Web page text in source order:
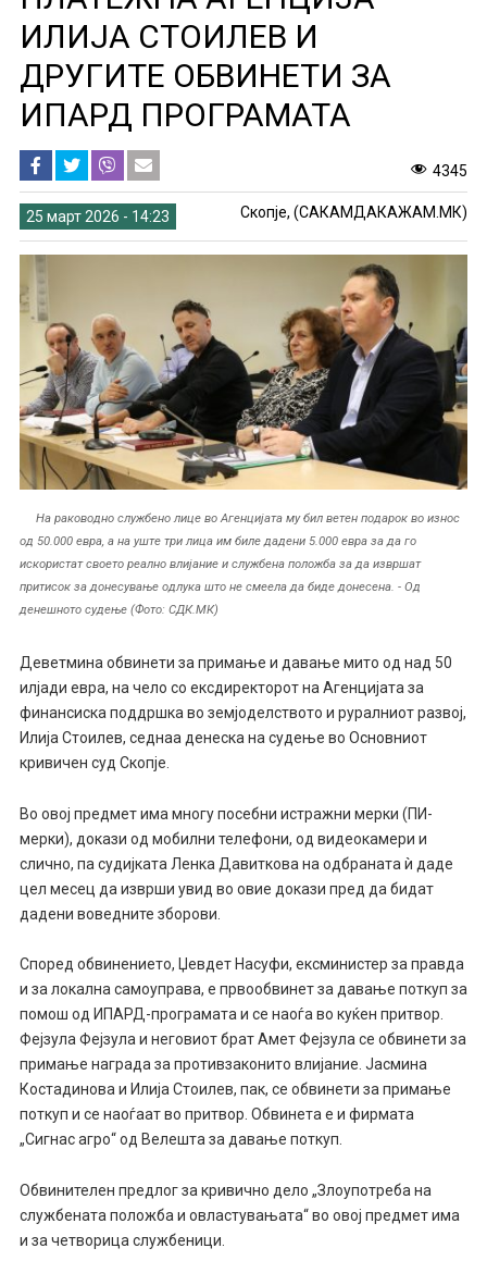
ИЛИЈА СТОИЛЕВ И
ДРУГИТЕ OБВИНЕТИ ЗА
ИПАРД ПРОГРАМАТА
4345
25 март 2026 - 14:23 Скопје, (САКАМДАКАЖАМ.МК)
На раководно службено лице во Агенцијата му бил ветен подарок во износ
од 50.000 евра, а на уште три лица им биле дадени 5.000 евра за да го
искористат своето реално влијание и службена положба за да извршат
притисок за донесување одлука што не смеела да биде донесена. - Од
денешното судење (Фото: СДК.МК)
Деветмина обвинети за примање и давање мито од над 50
илјади евра, на чело со ексдиректорот на Агенцијата за
финансиска поддршка во земјоделството и руралниот развој,
Илија Стоилев, седнаа денеска на судење во Основниот
кривичен суд Скопје.
Во овој предмет има многу посебни истражни мерки (ПИ-
мерки), докази од мобилни телефони, од видеокамери и
слично, па судијката Ленка Давиткова на одбраната ѝ даде
цел месец да изврши увид во овие докази пред да бидат
дадени воведните зборови.
Според обвинението, Џевдет Насуфи, ексминистер за правда
и за локална самоуправа, е првообвинет за давање поткуп за
помош од ИПАРД-програмата и се наоѓа во куќен притвор.
Фејзула Фејзула и неговиот брат Амет Фејзула се обвинети за
примање награда за противзаконито влијание. Јасмина
Костадинова и Илија Стоилев, пак, се обвинети за примање
поткуп и се наоѓаат во притвор. Обвинета е и фирмата
„Сигнас агро“ од Велешта за давање поткуп.
Обвинителен предлог за кривично дело „Злоупотреба на
службената положба и овластувањата“ во овој предмет има
и за четворица службеници.